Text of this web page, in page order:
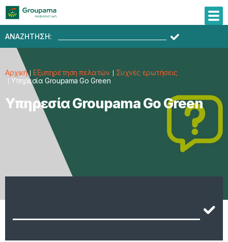
ΑΝΑΖΗΤΗΣΗ:
Αρχική Εξυπηρέτηση πελατών
Συχνές ερωτήσεις
Υπηρεσία Groupama Go Green
Υπηρεσία Groupama Go Green